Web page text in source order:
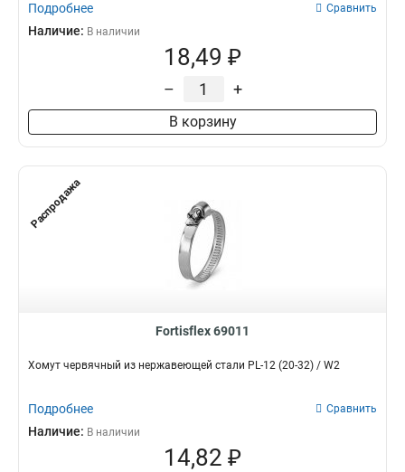
Подробнее Сравнить
Наличие: В наличии
18,49 ₽
– +
В корзину
Распродажа
Fortisflex 69011
Хомут червячный из нержавеющей стали PL-12 (20-32) / W2
Подробнее Сравнить
Наличие: В наличии
14,82 ₽